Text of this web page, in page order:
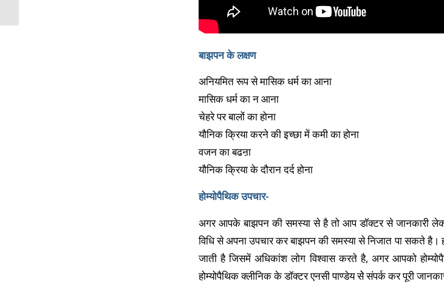
बाझपन के लक्षण
अनियमित रूप से मासिक धर्म का आना
मासिक धर्म का न आना
चेहरे पर बालों का होना
यौनिक क्रिया करने की इच्छा में कमी का होना
वजन का बढऩा
यौनिक क्रिया के दौरान दर्द होना
होम्योपैथिक उपचार-
अगर आपके बाझपन की समस्या से है तो आप डॉक्टर से जानकारी
विधि से अपना उपचार कर बाझपन की समस्या से निजात पा सकते है।
जाती है जिसमें अधिकांश लोग विश्वास करते है, अगर आपको
होम्योपैथिक क्लीनिक के डॉक्टर एनसी पाण्डेय सेे संपर्क कर पूरी